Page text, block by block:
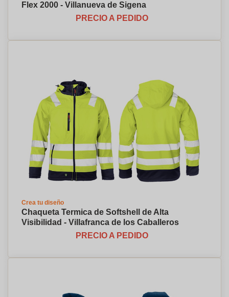
Flex 2000 - Villanueva de Sigena
PRECIO A PEDIDO
Crea tu diseño
Chaqueta Termica de Softshell de Alta
Visibilidad - Villafranca de los Caballeros
PRECIO A PEDIDO